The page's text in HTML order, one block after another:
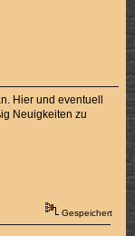
Hier und eventuell
Neuigkeiten zu
Gespeichert